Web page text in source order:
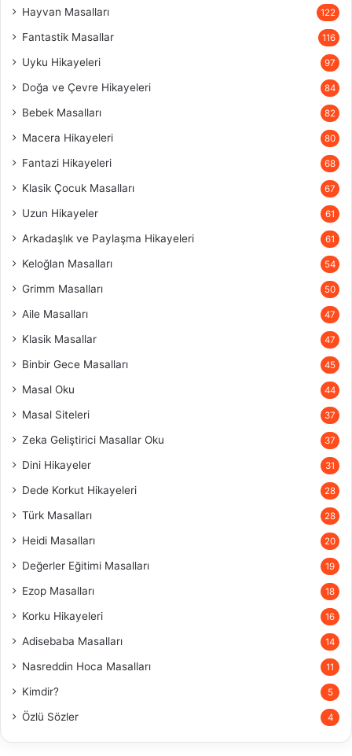
Hayvan Masalları 122
Fantastik Masallar 116
Uyku Hikayeleri 97
Doğa ve Çevre Hikayeleri 84
Bebek Masalları 82
Macera Hikayeleri 80
Fantazi Hikayeleri 68
Klasik Çocuk Masalları 67
Uzun Hikayeler 61
Arkadaşlık ve Paylaşma Hikayeleri 61
Keloğlan Masalları 54
Grimm Masalları 50
Aile Masalları 47
Klasik Masallar 47
Binbir Gece Masalları 45
Masal Oku 44
Masal Siteleri 37
Zeka Geliştirici Masallar Oku 37
Dini Hikayeler 31
Dede Korkut Hikayeleri 28
Türk Masalları 28
Heidi Masalları 20
Değerler Eğitimi Masalları 19
Ezop Masalları 18
Korku Hikayeleri 16
Adisebaba Masalları 14
Nasreddin Hoca Masalları 11
Kimdir? 5
Özlü Sözler 4